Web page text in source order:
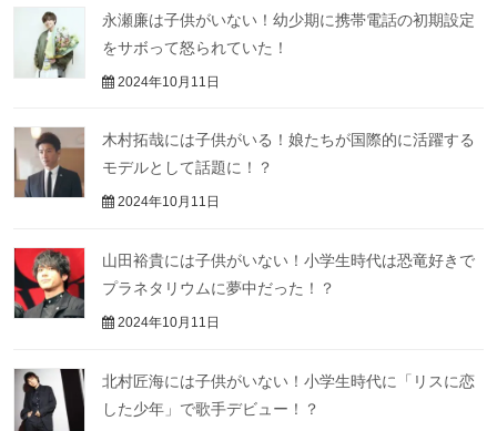
永瀬廉は子供がいない！幼少期に携帯電話の初期設定
をサボって怒られていた！
2024年10月11日
木村拓哉には子供がいる！娘たちが国際的に活躍する
モデルとして話題に！？
2024年10月11日
山田裕貴には子供がいない！小学生時代は恐竜好きで
プラネタリウムに夢中だった！？
2024年10月11日
北村匠海には子供がいない！小学生時代に「リスに恋
した少年」で歌手デビュー！？